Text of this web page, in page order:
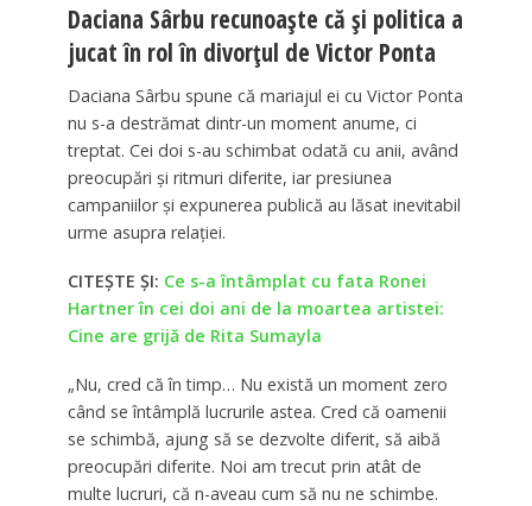
Daciana Sârbu recunoaște că și politica a
jucat în rol în divorțul de Victor Ponta
Daciana Sârbu spune că mariajul ei cu Victor Ponta
nu s-a destrămat dintr-un moment anume, ci
treptat. Cei doi s-au schimbat odată cu anii, având
preocupări și ritmuri diferite, iar presiunea
campaniilor și expunerea publică au lăsat inevitabil
urme asupra relației.
CITEȘTE ȘI: Ce s-a întâmplat cu fata Ronei
Hartner în cei doi ani de la moartea artistei:
Cine are grijă de Rita Sumayla
„Nu, cred că în timp… Nu există un moment zero
când se întâmplă lucrurile astea. Cred că oamenii
se schimbă, ajung să se dezvolte diferit, să aibă
preocupări diferite. Noi am trecut prin atât de
multe lucruri, că n-aveau cum să nu ne schimbe.